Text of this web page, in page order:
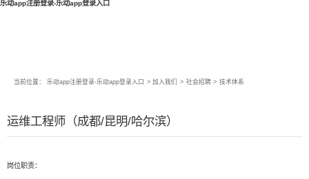
乐动app注册登录-乐动app登录入口
当前位置： 乐动app注册登录-乐动app登录入口 > 加入我们 > 社会招聘 > 技术体系
运维工程师（成都/昆明/哈尔滨）
岗位职责：